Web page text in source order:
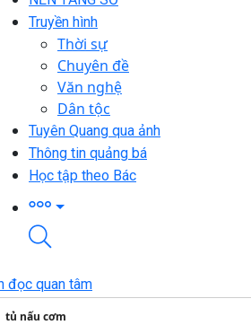
Truyền hình
Thời sự
Chuyên đề
Văn nghệ
Dân tộc
Tuyên Quang qua ảnh
Thông tin quảng bá
Học tập theo Bác
đọc quan tâm
tủ nấu cơm